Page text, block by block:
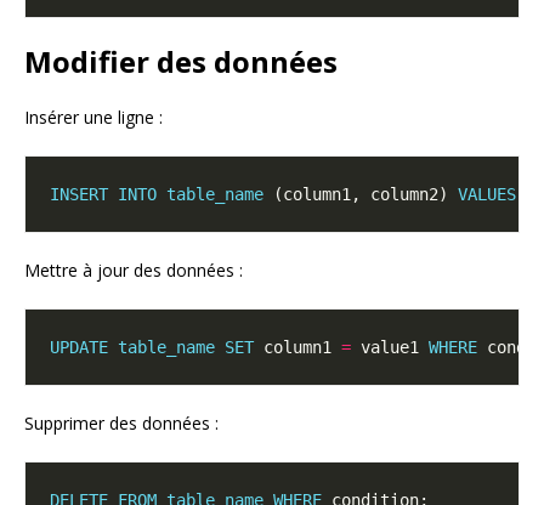
Modifier des données
Insérer une ligne :
INSERT INTO table_name (column1, column2) VALUES
Mettre à jour des données :
UPDATE table_name SET column1 = value1 WHERE
Supprimer des données :
DELETE FROM table_name WHERE